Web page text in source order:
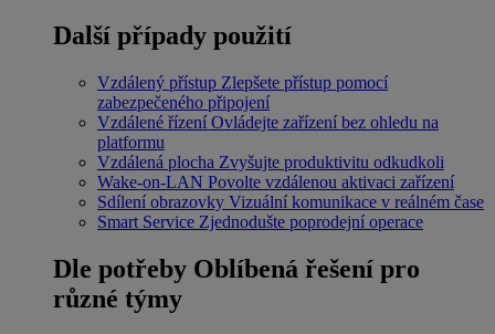
Další případy použití
Vzdálený přístup Zlepšete přístup pomocí
zabezpečeného připojení
Vzdálené řízení Ovládejte zařízení bez ohledu na
platformu
Vzdálená plocha Zvyšujte produktivitu odkudkoli
Wake-on-LAN Povolte vzdálenou aktivaci zařízení
Sdílení obrazovky Vizuální komunikace v reálném čase
Smart Service Zjednodušte poprodejní operace
Dle potřeby Oblíbená řešení pro
různé týmy